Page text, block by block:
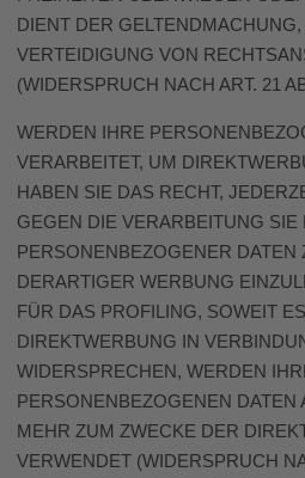
DIENT DER
VERTEIDIGUNG VON
(WIDERSPRUCH NACH ART. 21
WERDEN IHRE
VERARBEITET, UM
HABEN SIE DAS RECHT,
GEGEN DIE VERARBEITUNG SIE
PERSONENBEZOGENER DATEN
DERARTIGER WERBUNG
FÜR DAS PROFILING, SOWEIT
DIREKTWERBUNG IN
WIDERSPRECHEN, WERDEN
PERSONENBEZOGENEN DATEN
MEHR ZUM ZWECKE DER
VERWENDET (WIDERSPRUCH